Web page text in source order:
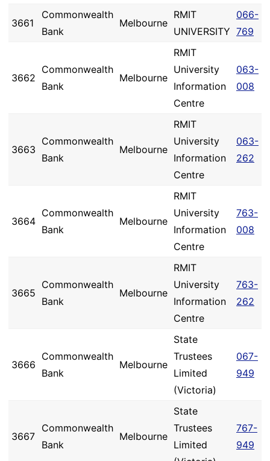
3661
Commonwealth
Bank
Melbourne
RMIT
UNIVERSITY
066-
769
3662
Commonwealth
Bank
Melbourne
RMIT
University
Information
Centre
063-
008
3663
Commonwealth
Bank
Melbourne
RMIT
University
Information
Centre
063-
262
3664
Commonwealth
Bank
Melbourne
RMIT
University
Information
Centre
763-
008
3665
Commonwealth
Bank
Melbourne
RMIT
University
Information
Centre
763-
262
3666
Commonwealth
Bank
Melbourne
State
Trustees
Limited
(Victoria)
067-
949
3667
Commonwealth
Bank
Melbourne
State
Trustees
Limited
767-
949